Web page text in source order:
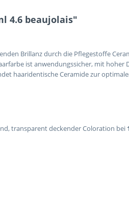
4.6 beaujolais"
Brillanz durch die Pflegestoffe
ist anwendungssicher, mit
haaridentische Ceramide zur
transparent deckender Coloration bei